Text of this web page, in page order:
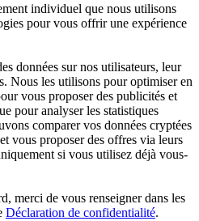
individuel que nous utilisons
pour vous offrir une expérience
données sur nos utilisateurs, leur
Nous les utilisons pour optimiser en
vous proposer des publicités et
pour analyser les statistiques
comparer vos données cryptées
vous proposer des offres via leurs
si vous utilisez déjà vous-
merci de vous renseigner dans les
Déclaration de confidentialité.